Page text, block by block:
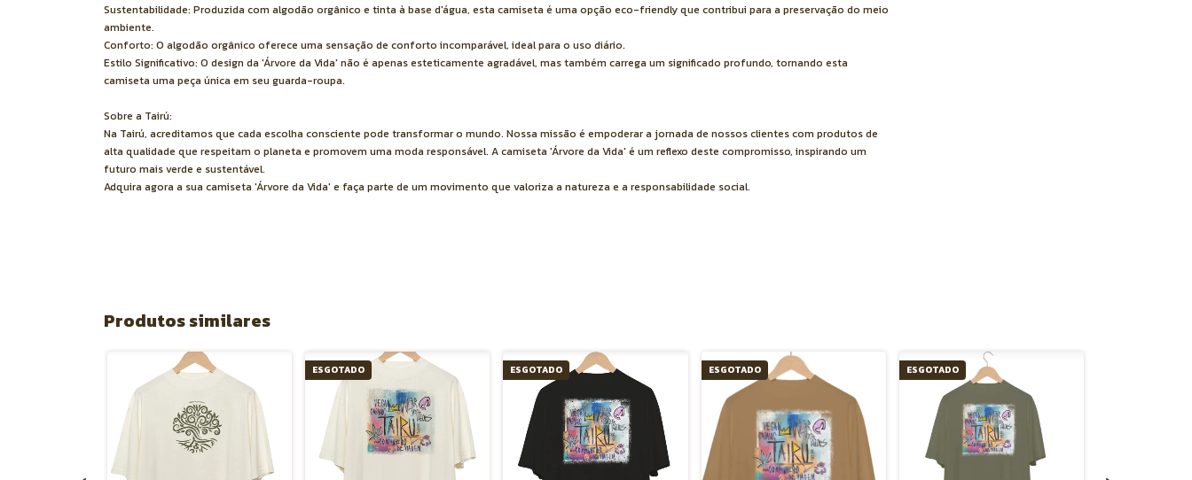
Sustentabilidade: Produzida com algodão orgânico e tinta à base d'água, esta camiseta é uma opção eco-friendly que contribui para a preservação do meio
ambiente.
Conforto: O algodão orgânico oferece uma sensação de conforto incomparável, ideal para o uso diário.
Estilo Significativo: O design da 'Árvore da Vida' não é apenas esteticamente agradável, mas também carrega um significado profundo, tornando esta
camiseta uma peça única em seu guarda-roupa.
Sobre a Tairú:
Na Tairú, acreditamos que cada escolha consciente pode transformar o mundo. Nossa missão é empoderar a jornada de nossos clientes com produtos de
alta qualidade que respeitam o planeta e promovem uma moda responsável. A camiseta 'Árvore da Vida' é um reflexo deste compromisso, inspirando um
futuro mais verde e sustentável.
Adquira agora a sua camiseta 'Árvore da Vida' e faça parte de um movimento que valoriza a natureza e a responsabilidade social.
Produtos similares
ESGOTADO ESGOTADO ESGOTADO ESGOTADO